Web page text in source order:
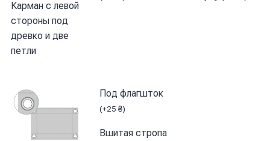
Карман с левой
стороны под
древко и две
петли
Под флагшток
(+25₴)
Вшитая стропа